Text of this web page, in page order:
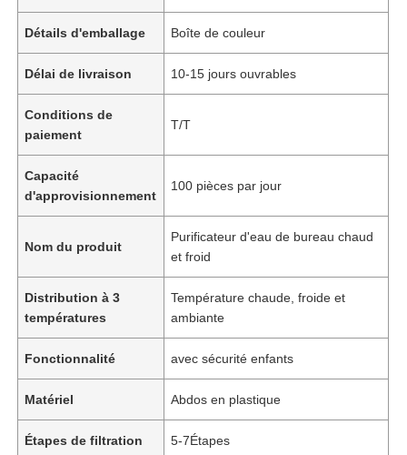
Détails d'emballage Boîte de couleur
Délai de livraison 10-15 jours ouvrables
Conditions de
paiement
T/T
Capacité
d'approvisionnement
100 pièces par jour
Nom du produit
Purificateur d'eau de bureau chaud
et froid
Distribution à 3
températures
Température chaude, froide et
ambiante
Fonctionnalité avec sécurité enfants
Matériel Abdos en plastique
Étapes de filtration 5-7Étapes